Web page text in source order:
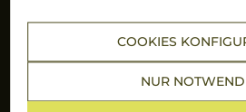
COOKIES
NUR
Über 10.000 Bewertungen auf
Mehr Informationen